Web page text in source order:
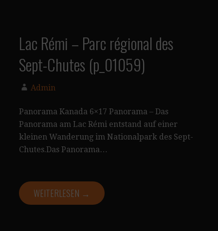
Lac Rémi – Parc régional des
Sept-Chutes (p_01059)
Admin
Panorama Kanada 6×17 Panorama – Das
Panorama am Lac Rémi entstand auf einer
kleinen Wanderung im Nationalpark des Sept-
Chutes.Das Panorama…
WEITERLESEN →